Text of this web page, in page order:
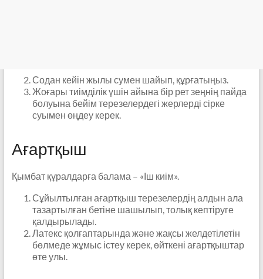
Содан кейін жылы сумен шайып, құрғатыңыз.
Жоғары тиімділік үшін айына бір рет зеңнің пайда
болуына бейім терезелердегі жерлерді сірке
суымен өңдеу керек.
Ағартқыш
Қымбат құралдарға балама – «Іш киім».
Сұйылтылған ағартқыш терезелердің алдын ала
тазартылған бетіне шашылып, толық кептіруге
қалдырылады.
Латекс қолғаптарында және жақсы желдетілетін
бөлмеде жұмыс істеу керек, өйткені ағартқыштар
өте улы.